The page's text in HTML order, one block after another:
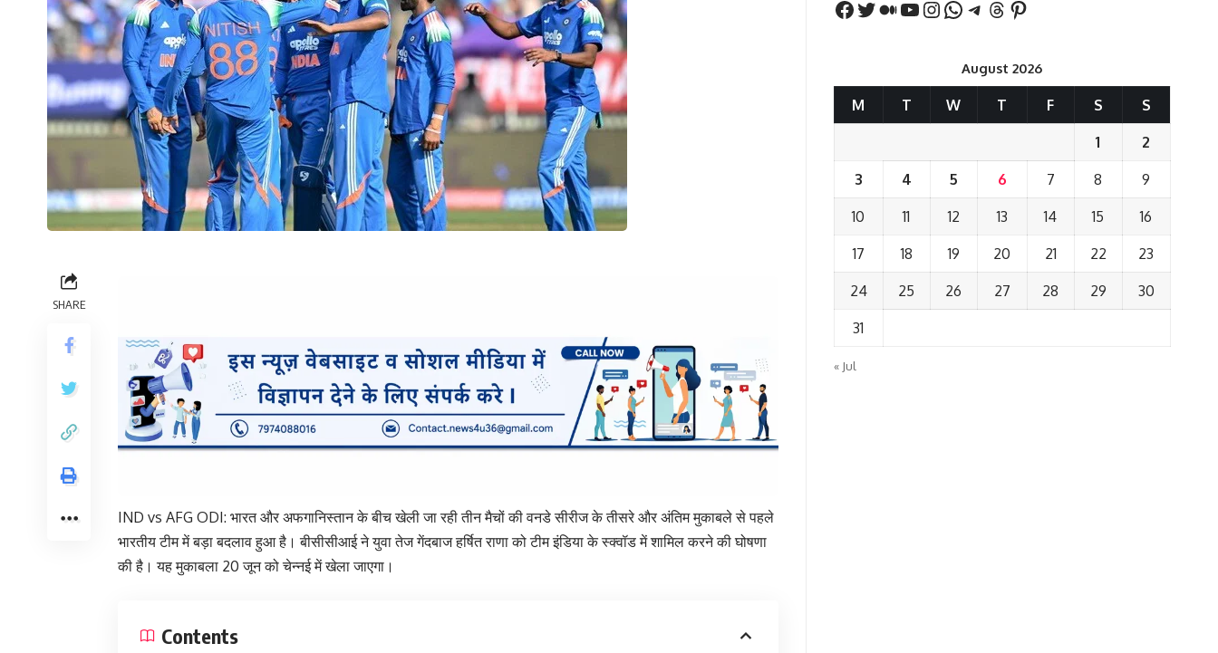
SHARE
IND vs AFG ODI: भारत और अफगानिस्तान के बीच खेली जा रही तीन मैचों की वनडे सीरीज के तीसरे और अंतिम मुकाबले से पहले
भारतीय टीम में बड़ा बदलाव हुआ है। बीसीसीआई ने युवा तेज गेंदबाज हर्षित राणा को टीम इंडिया के स्क्वॉड में शामिल करने की घोषणा
की है। यह मुकाबला 20 जून को चेन्नई में खेला जाएगा।
Contents
August 2026
M T W T F S S
1 2
3 4 5 6 7 8 9
10 11 12 13 14 15 16
17 18 19 20 21 22 23
24 25 26 27 28 29 30
31
« Jul